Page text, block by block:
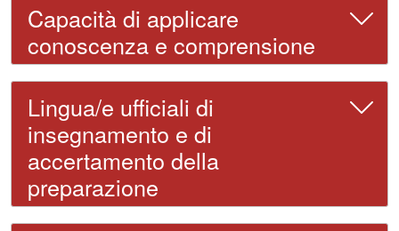
Capacità di applicare
conoscenza e comprensione
Lingua/e ufficiali di
insegnamento e di
accertamento della
preparazione